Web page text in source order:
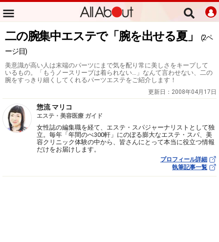
二の腕集中エステで「腕を出せる夏」
(2ペ
ージ目)
美意識が高い人は末端のパーツにまで気を配り常に美しさをキープして
いるもの。「もうノースリーブは着られない…」なんて言わせない、二の
腕をすっきり細くしてくれるパーツエステをご紹介します！
更新日： 2008年04月17日
惣流 マリコ
エステ・美容医療 ガイド
女性誌の編集職を経て、エステ・スパジャーナリストとして独
立。毎年「年間のべ300軒」にのぼる膨大なエステ・スパ、美
容クリニック体験の中から、皆さんにとって本当に役立つ情報
だけをお届けします。
プロフィール詳細
執筆記事一覧